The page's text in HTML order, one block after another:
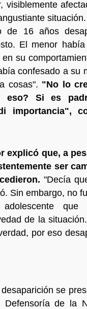
visiblemente
de 16 años
El menor había
su
confesado a su
cosas". "No lo
eso? Si es
importancia",
explicó que, a
ser
"Decía
Sin embargo, no
adolescente
de la
por eso
se
Defensoría de la